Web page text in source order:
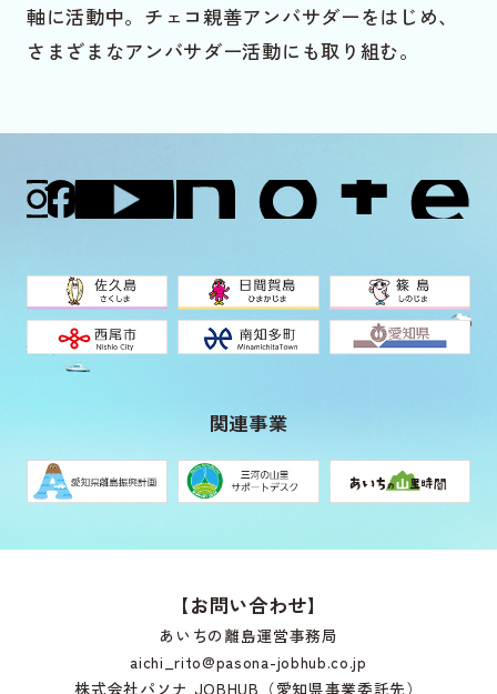
軸に活動中。チェコ親善アンバサダーをはじめ、
さまざまなアンバサダー活動にも取り組む。
関連事業
【お問い合わせ】
あいちの離島運営事務局
aichi_rito@pasona-jobhub.co.jp
株式会社パソナ JOBHUB（愛知県事業委託先）